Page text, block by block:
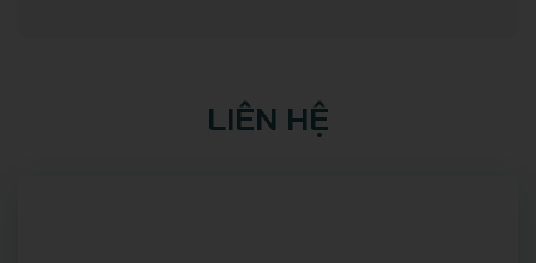
LIÊN HỆ